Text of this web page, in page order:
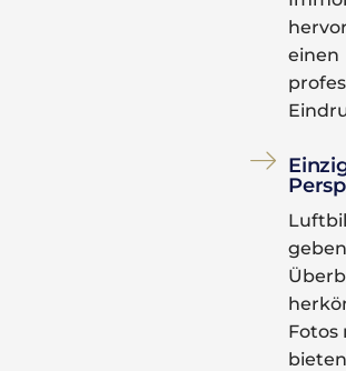
einen
Fotos
bieten